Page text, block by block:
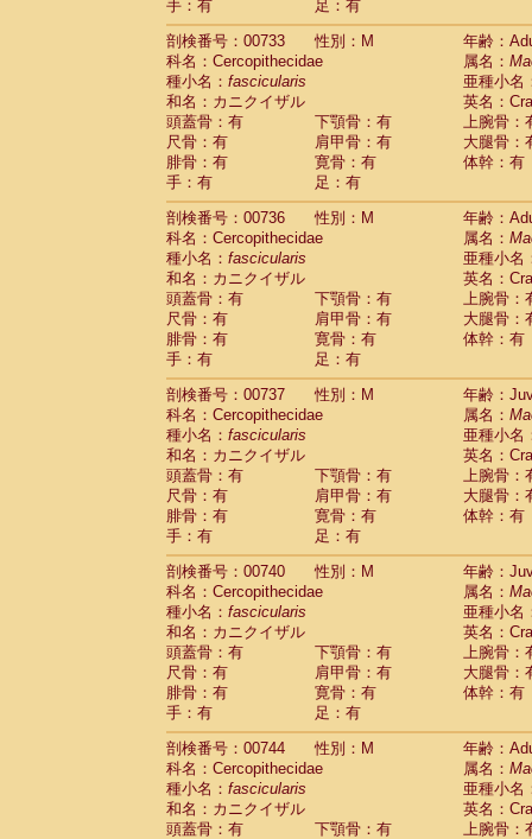
CercopithecidaeColobus angolensis
CercopithecidaeColobus guereza (0)
Cercopithecidae Colobus polykomos
Cercopithecidae Piliocolobus badius
Cercopithecidae Kasi senex vetulus(0)
CercopithecidaeKasi senex
CercopithecidaeNasalis larvatus(0)
CercopithecidaePresbytes
CercopithecidaePygathrix nemaeus
CercopithecidaeSemnopithecus
Cercopithecidae
Trachypithecus
Cercopithecidae
Trachypithecus
Cercopithecidae
Trachypithecus
CercopithecidaeTrachypithecus
CercopithecidaeColobinae spp.(0)
CercopithecidaePresbytesinaespp.(0)
CercopithecidaeCercopithecidae
HylobatidaeHoolock hoolock(0)
HylobatidaeHylobates agilis
HylobatidaeHylobates klossii (0)
Hylobatidae
HylobatidaeHylobates moloch(0)
Hylobatidae Hylobates muelleri(0)
HylobatidaeHylobates pileatus(2)
Hylobatidae Hylobates
HylobatidaeHylobateshybrid(0)
HylobatidaeNomascus concolor(0)
HylobatidaeSymphalangus
Hominidae
(0)
Hominidae
Hominidae Gorilla gorilla beringei(0)
Hominidae Gorilla gorilla gorilla(0)
Primates misc.(0)
Scandentia Dendrogale melanura
Scandentia Ptilocercus lowii
ScandentiaTupaia glis
Scandentia
Scandentia
手：有
足：有
剖検番号：00733
性別：M
年齢：
科名：Cercopithecidae
属名：
種小名： fascicularis
亜種小名
和名：カニクイザル
英名：
頭蓋骨：有
下顎骨：有
上腕骨：
尺骨：有
肩甲骨：有
大腿骨：
腓骨：有
寛骨：有
体幹：有
手：有
足：有
剖検番号：00736
性別：M
年齢：
科名：Cercopithecidae
属名：
種小名： fascicularis
亜種小名
和名：カニクイザル
英名：
頭蓋骨：有
下顎骨：有
上腕骨：
尺骨：有
肩甲骨：有
大腿骨：
腓骨：有
寛骨：有
体幹：有
手：有
足：有
剖検番号：00737
性別：M
年齢：
科名：Cercopithecidae
属名：
種小名： fascicularis
亜種小名
和名：カニクイザル
英名：
頭蓋骨：有
下顎骨：有
上腕骨：
尺骨：有
肩甲骨：有
大腿骨：
腓骨：有
寛骨：有
体幹：有
手：有
足：有
剖検番号：00740
性別：M
年齢：
科名：Cercopithecidae
属名：
種小名： fascicularis
亜種小名
和名：カニクイザル
英名：
頭蓋骨：有
下顎骨：有
上腕骨：
尺骨：有
肩甲骨：有
大腿骨：
腓骨：有
寛骨：有
体幹：有
手：有
足：有
剖検番号：00744
性別：M
年齢：
科名：Cercopithecidae
属名：
種小名： fascicularis
亜種小名
和名：カニクイザル
英名：
頭蓋骨：有
下顎骨：有
上腕骨：